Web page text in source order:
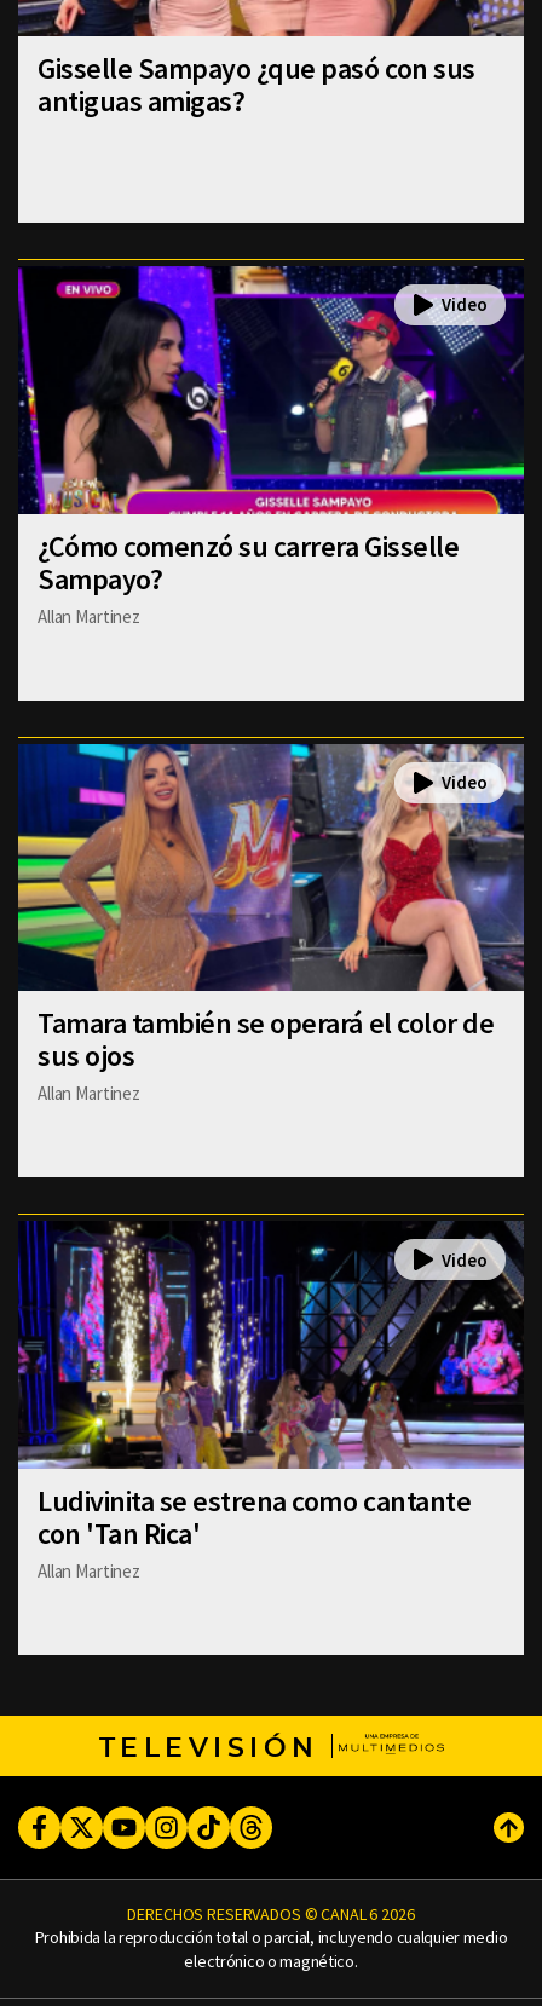
Gisselle Sampayo ¿que pasó con sus
antiguas amigas?
¿Cómo comenzó su carrera Gisselle
Sampayo?
Allan Martinez
Tamara también se operará el color de
sus ojos
Allan Martinez
Ludivinita se estrena como cantante
con 'Tan Rica'
Allan Martinez
TELEVISIÓN
FacebookTwitterYoutubeInstagram
TikTokThreads
DERECHOS RESERVADOS © CANAL 6 2026
Prohibida la reproducción total o parcial, incluyendo cualquier medio
electrónico o magnético.